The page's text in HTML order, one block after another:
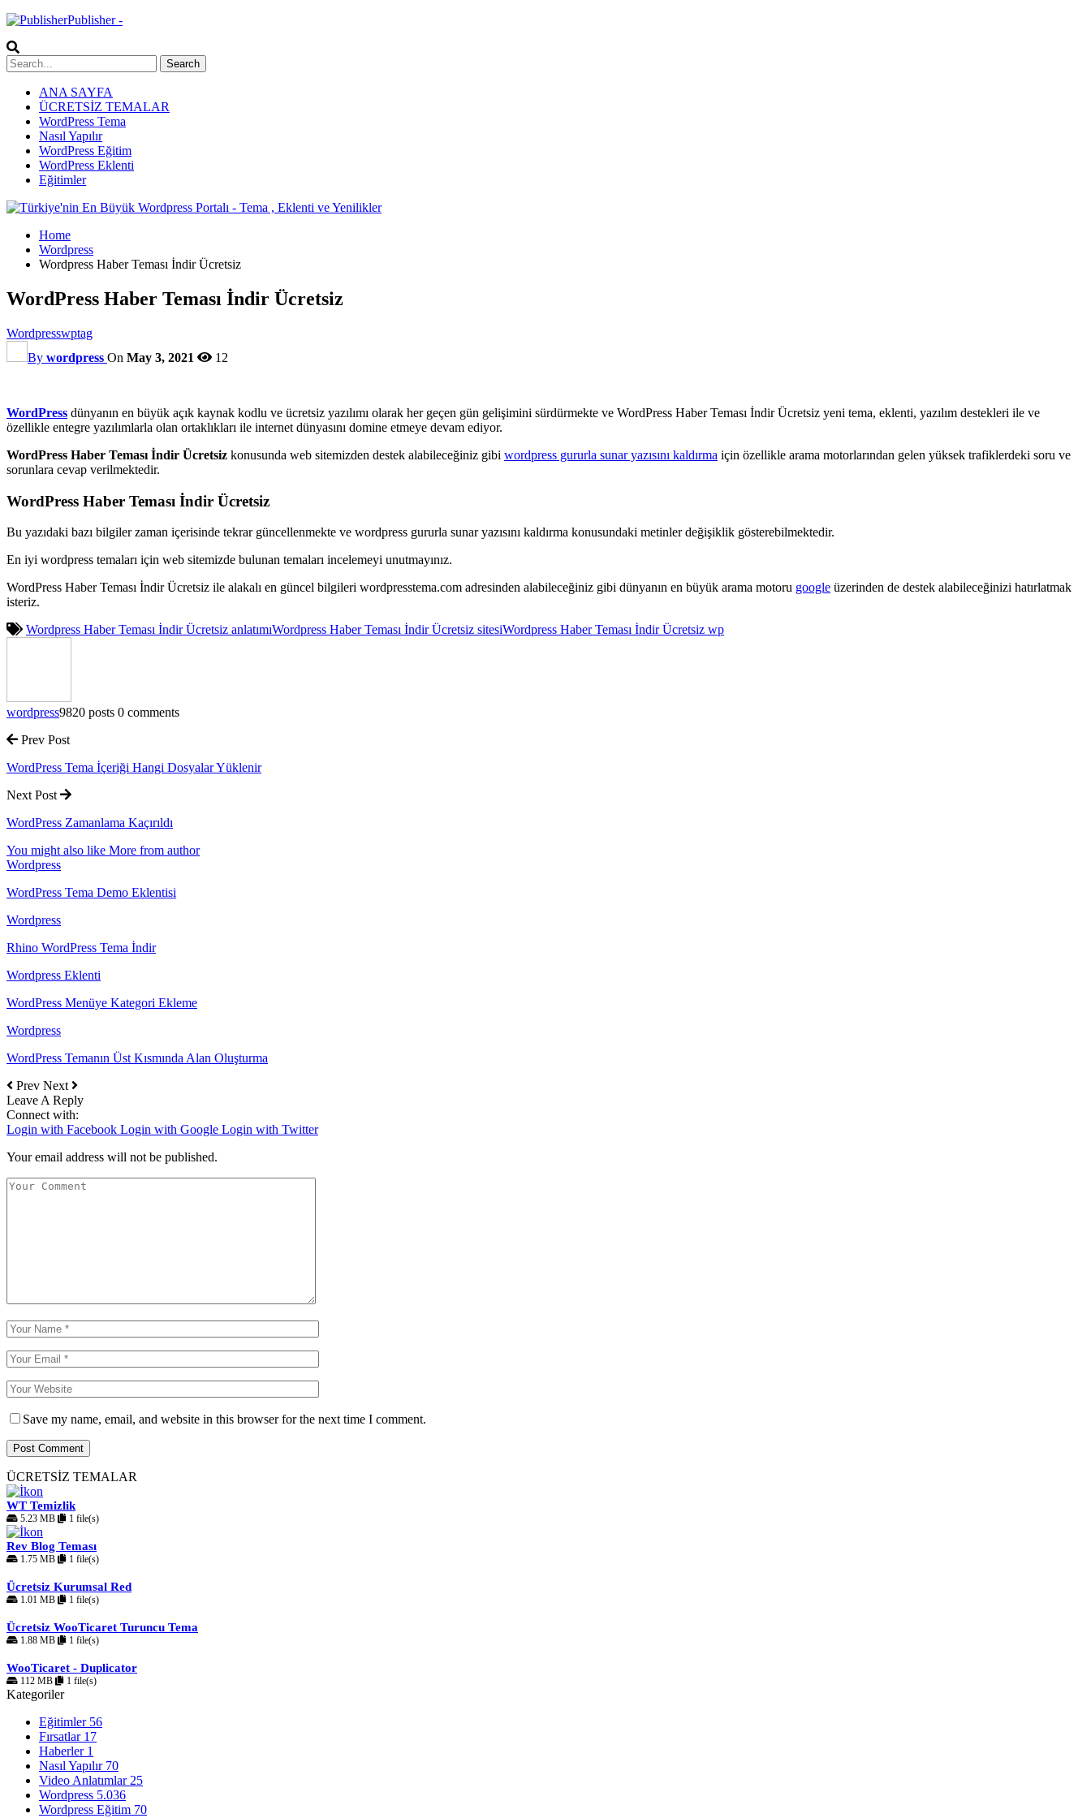
Publisher -
ANA SAYFA
ÜCRETSİZ TEMALAR
WordPress Tema
Nasıl Yapılır
WordPress Eğitim
WordPress Eklenti
Eğitimler
Home
Wordpress
Wordpress Haber Teması İndir Ücretsiz
WordPress Haber Teması İndir Ücretsiz
Wordpresswptag
By wordpress On May 3, 2021 12
WordPress dünyanın en büyük açık kaynak kodlu ve ücretsiz yazılımı olarak her geçen gün gelişimini sürdürmekte ve WordPress Haber Teması İndir Ücretsiz yeni tema, eklenti, yazılım destekleri ile ve
özellikle entegre yazılımlarla olan ortaklıkları ile internet dünyasını domine etmeye devam ediyor.
WordPress Haber Teması İndir Ücretsiz konusunda web sitemizden destek alabileceğiniz gibi wordpress gururla sunar yazısını kaldırma için özellikle arama motorlarından gelen yüksek trafiklerdeki soru ve
sorunlara cevap verilmektedir.
WordPress Haber Teması İndir Ücretsiz
Bu yazıdaki bazı bilgiler zaman içerisinde tekrar güncellenmekte ve wordpress gururla sunar yazısını kaldırma konusundaki metinler değişiklik gösterebilmektedir.
En iyi wordpress temaları için web sitemizde bulunan temaları incelemeyi unutmayınız.
WordPress Haber Teması İndir Ücretsiz ile alakalı en güncel bilgileri wordpresstema.com adresinden alabileceğiniz gibi dünyanın en büyük arama motoru google üzerinden de destek alabileceğinizi hatırlatmak
isteriz.
Wordpress Haber Teması İndir Ücretsiz anlatımıWordpress Haber Teması İndir Ücretsiz sitesiWordpress Haber Teması İndir Ücretsiz wp
wordpress9820 posts 0 comments
Prev Post
WordPress Tema İçeriği Hangi Dosyalar Yüklenir
Next Post
WordPress Zamanlama Kaçırıldı
You might also like More from author
Wordpress
WordPress Tema Demo Eklentisi
Wordpress
Rhino WordPress Tema İndir
Wordpress Eklenti
WordPress Menüye Kategori Ekleme
Wordpress
WordPress Temanın Üst Kısmında Alan Oluşturma
Prev Next
Leave A Reply
Connect with:
Login with Facebook Login with Google Login with Twitter
Your email address will not be published.
Save my name, email, and website in this browser for the next time I comment.
ÜCRETSİZ TEMALAR
WT Temizlik
5.23 MB 1 file(s)
Rev Blog Teması
1.75 MB 1 file(s)
Ücretsiz Kurumsal Red
1.01 MB 1 file(s)
Ücretsiz WooTicaret Turuncu Tema
1.88 MB 1 file(s)
WooTicaret - Duplicator
112 MB 1 file(s)
Kategoriler
Eğitimler 56
Fırsatlar 17
Haberler 1
Nasıl Yapılır 70
Video Anlatımlar 25
Wordpress 5.036
Wordpress Eğitim 70